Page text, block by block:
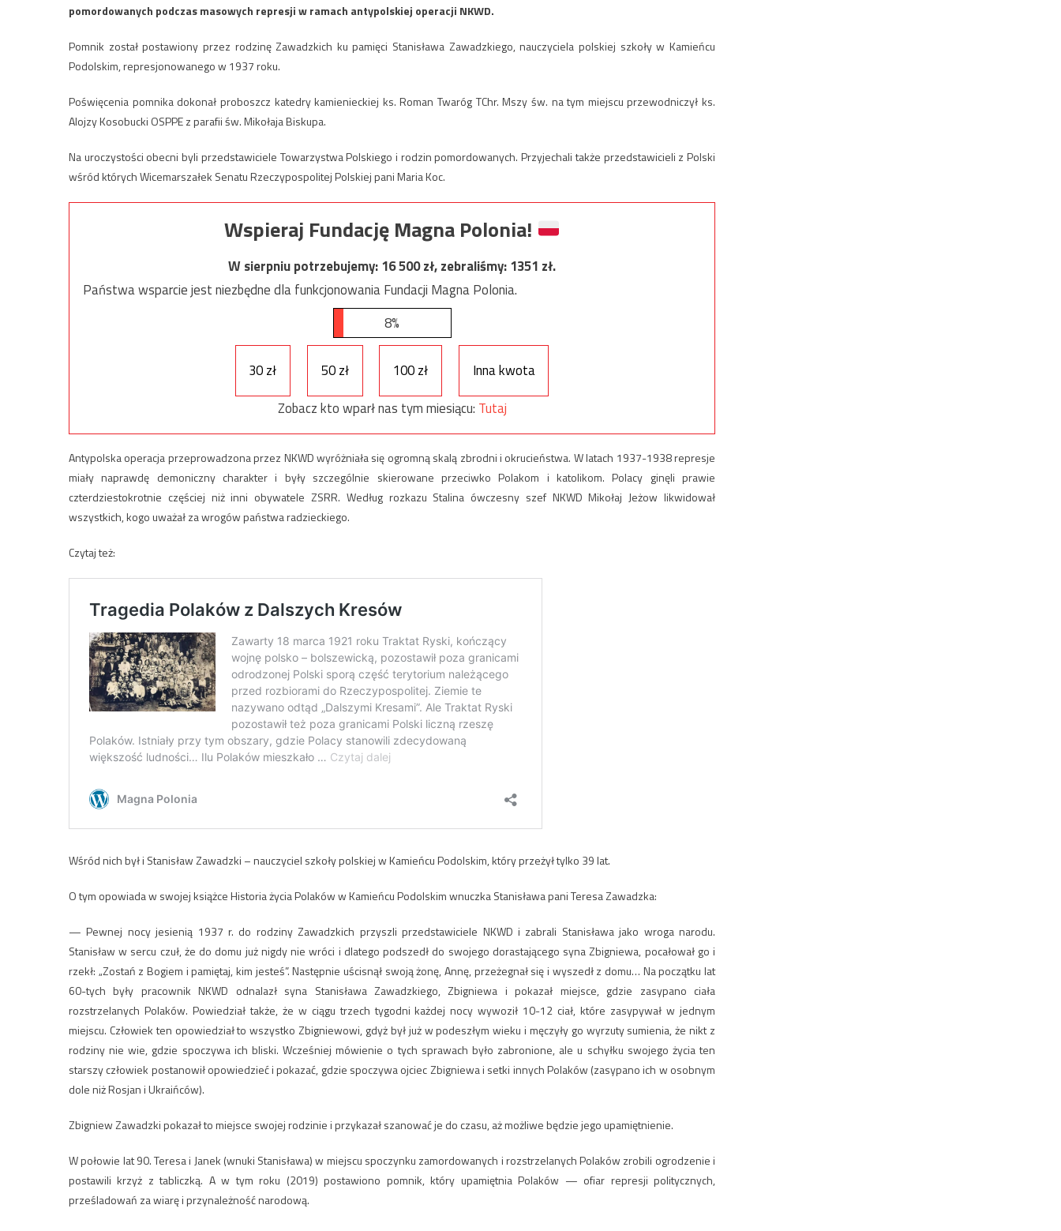
pomordowanych podczas masowych represji w ramach antypolskiej operacji NKWD.
Pomnik został postawiony przez rodzinę Zawadzkich ku pamięci Stanisława Zawadzkiego, nauczyciela polskiej szkoły w Kamieńcu
Podolskim, represjonowanego w 1937 roku.
Poświęcenia pomnika dokonał proboszcz katedry kamienieckiej ks. Roman Twaróg TChr. Mszy św. na tym miejscu przewodniczył ks.
Alojzy Kosobucki OSPPE z parafii św. Mikołaja Biskupa.
Na uroczystości obecni byli przedstawiciele Towarzystwa Polskiego i rodzin pomordowanych. Przyjechali także przedstawicieli z Polski
wśród których Wicemarszałek Senatu Rzeczypospolitej Polskiej pani Maria Koc.
Wspieraj Fundację Magna Polonia!
W sierpniu potrzebujemy:16 500zł, zebraliśmy:1351 zł.
Państwa wsparcie jest niezbędne dla funkcjonowania Fundacji Magna Polonia.
8%
30 zł 50 zł 100 zł
Inna kwota
Zobacz kto wparł nas tym miesiącu: Tutaj
Antypolska operacja przeprowadzona przez NKWD wyróżniała się ogromną skalą zbrodni i okrucieństwa. W latach ‎1937-1938 represje
miały naprawdę demoniczny charakter i były szczególnie skierowane przeciwko Polakom i katolikom. Polacy ginęli prawie
czterdziestokrotnie częściej niż inni obywatele ZSRR. Według rozkazu Stalina ówczesny szef NKWD Mikołaj Jeżow likwidował
wszystkich, kogo uważał za wrogów państwa radzieckiego.
Czytaj też:
Wśród nich był i Stanisław Zawadzki – nauczyciel szkoły polskiej w Kamieńcu Podolskim, który przeżył tylko 39 lat.
O tym opowiada w swojej książce Historia życia Polaków w Kamieńcu Podolskim wnuczka Stanisława pani Teresa Zawadzka:
— Pewnej nocy jesienią 1937 r. do rodziny Zawadzkich przyszli przedstawiciele NKWD i zabrali Stanisława jako wroga narodu.
Stanisław w sercu czuł, że do domu już nigdy nie wróci i dlatego podszedł do swojego dorastającego syna Zbigniewa, pocałował go i
rzekł: „Zostań z Bogiem i pamiętaj, kim jesteś”. Następnie uścisnął swoją żonę, Annę, przeżegnał się i wyszedł z domu… Na początku lat
60-tych były pracownik NKWD odnalazł syna Stanisława Zawadzkiego, Zbigniewa i pokazał miejsce, gdzie zasypano ciała
rozstrzelanych Polaków. Powiedział także, że w ciągu trzech tygodni każdej nocy wywoził 10-12 ciał, które zasypywał w jednym
miejscu. Człowiek ten opowiedział to wszystko Zbigniewowi, gdyż był już w podeszłym wieku i męczyły go wyrzuty sumienia, że nikt z
rodziny nie wie, gdzie spoczywa ich bliski. Wcześniej mówienie o tych sprawach było zabronione, ale u schyłku swojego życia ten
starszy człowiek postanowił opowiedzieć i pokazać, gdzie spoczywa ojciec Zbigniewa i setki innych Polaków (zasypano ich w osobnym
dole niż Rosjan i Ukraińców).
Zbigniew Zawadzki pokazał to miejsce swojej rodzinie i przykazał szanować je do czasu, aż możliwe będzie jego upamiętnienie.
W połowie lat 90. Teresa i Janek (wnuki Stanisława) w miejscu spoczynku zamordowanych i rozstrzelanych Polaków zrobili ogrodzenie i
postawili krzyż z tabliczką. A w tym roku (2019) postawiono pomnik, który upamiętnia Polaków — ofiar represji politycznych,
prześladowań za wiarę i przynależność narodową.